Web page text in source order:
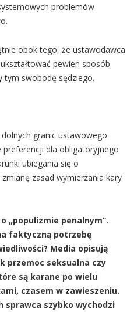
problemów
obok tego, że ustawodawca
pewien sposób
tym swobodę sędziego.
granic ustawowego
preferencji dla obligatoryjnego
ubiegania się o
zasad wymierzania kary
„populizmie penalnym”.
faktyczną potrzebę
Media opisują
przemoc seksualna czy
są karane po wielu
czasem w zawieszeniu.
sprawca szybko wychodzi